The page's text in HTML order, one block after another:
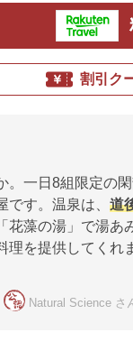
割引ク
一日8組限定の
す。温泉は、 道
花藻の湯」で湯あ
理を提供してくれ
Natural Science さ